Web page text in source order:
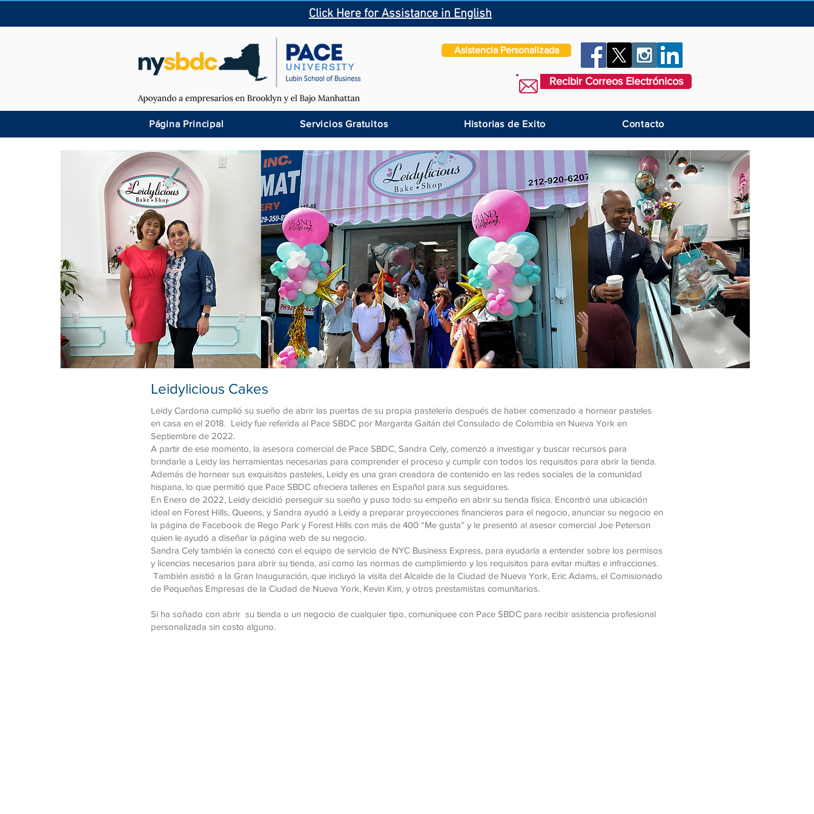
Click Here for Assistance in English
Asistencia Personalizada
Recibir Correos Electrónicos
Página Principal Servicios Gratuitos Historias de Exito Contacto
Leidylicious Cakes
Leidy Cardona cumplió su sueño de abrir las puertas de su propia pastelería después de haber comenzado a hornear pasteles
en casa en el 2018. Leidy fue referida al Pace SBDC por Margarita Gaitán del Consulado de Colombia en Nueva York en
Septiembre de 2022.
A partir de ese momento, la asesora comercial de Pace SBDC, Sandra Cely, comenzó a investigar y buscar recursos para
brindarle a Leidy las herramientas necesarias para comprender el proceso y cumplir con todos los requisitos para abrir la tienda.
Además de hornear sus exquisitos pasteles, Leidy es una gran creadora de contenido en las redes sociales de la comunidad
hispana, lo que permitió que Pace SBDC ofreciera talleres en Español para sus seguidores.
En Enero de 2022, Leidy deicidió perseguir su sueño y puso todo su empeño en abrir su tienda física. Encontró una ubicación
ideal en Forest Hills, Queens, y Sandra ayudó a Leidy a preparar proyecciones financieras para el negocio, anunciar su negocio en
la página de Facebook de Rego Park y Forest Hills con más de 400 “Me gusta” y le presentó al asesor comercial Joe Peterson
quien le ayudó a diseñar la página web de su negocio.
Sandra Cely también la conectó con el equipo de servicio de NYC Business Express, para ayudarla a entender sobre los permisos
y licencias necesarios para abrir su tienda, así como las normas de cumplimiento y los requisitos para evitar multas e infracciones.
También asistió a la Gran Inauguración, que incluyó la visita del Alcalde de la Ciudad de Nueva York, Eric Adams, el Comisionado
de Pequeñas Empresas de la Ciudad de Nueva York, Kevin Kim, y otros prestamistas comunitarios.
Si ha soñado con abrir su tienda o un negocio de cualquier tipo, comuníquee con Pace SBDC para recibir asistencia profesional
personalizada sin costo alguno.